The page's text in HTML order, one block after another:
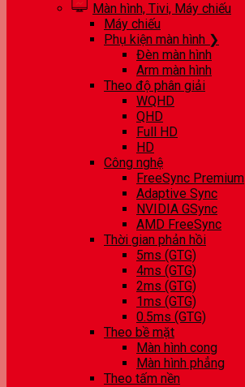
Màn hình, Tivi, Máy chiếu
Máy chiếu
Phụ kiện màn hình ❯
Đèn màn hình
Arm màn hình
Theo độ phân giải
WQHD
QHD
Full HD
HD
Công nghệ
FreeSync Premium
Adaptive Sync
NVIDIA GSync
AMD FreeSync
Thời gian phản hồi
5ms (GTG)
4ms (GTG)
2ms (GTG)
1ms (GTG)
0.5ms (GTG)
Theo bề mặt
Màn hình cong
Màn hình phẳng
Theo tấm nền